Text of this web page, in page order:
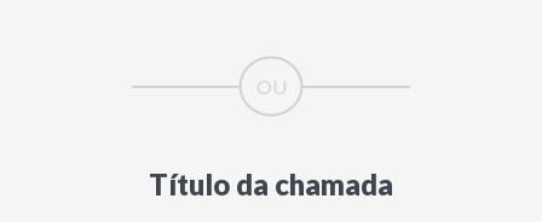
Título da chamada